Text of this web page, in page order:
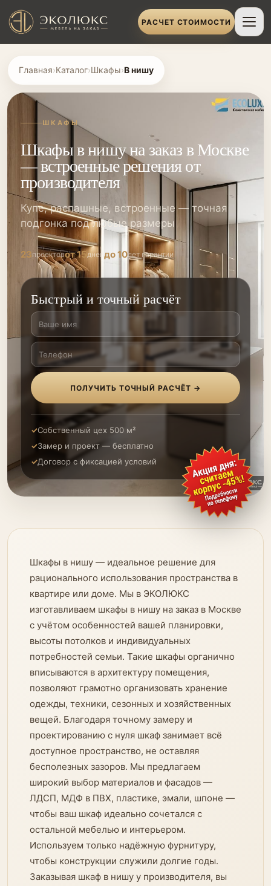
РАСЧЕТ СТОИМОСТИ
Главная›Каталог›Шкафы›В нишу
ШКАФЫ
Шкафы в нишу на заказ в Москве
— встроенные решения от
производителя
Купе, распашные, встроенные — точная
подгонка под любые размеры
23проектовот 15дней до 10лет гарантии
Быстрый и точный расчёт
ПОЛУЧИТЬ ТОЧНЫЙ РАСЧЁТ →
Собственный цех 500 м²
Замер и проект — бесплатно
Договор с фиксацией условий
Шкафы в нишу — идеальное решение для
рационального использования пространства в
квартире или доме. Мы в ЭКОЛЮКС
изготавливаем шкафы в нишу на заказ в Москве
с учётом особенностей вашей планировки,
высоты потолков и индивидуальных
потребностей семьи. Такие шкафы органично
вписываются в архитектуру помещения,
позволяют грамотно организовать хранение
одежды, техники, сезонных и хозяйственных
вещей. Благодаря точному замеру и
проектированию с нуля шкаф занимает всё
доступное пространство, не оставляя
бесполезных зазоров. Мы предлагаем
широкий выбор материалов и фасадов —
ЛДСП, МДФ в ПВХ, пластике, эмали, шпоне —
чтобы ваш шкаф идеально сочетался с
остальной мебелью и интерьером.
Используем только надёжную фурнитуру,
чтобы конструкции служили долгие годы.
Заказывая шкаф в нишу у производителя, вы